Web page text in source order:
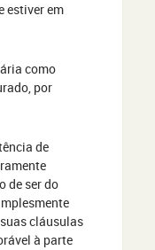
estiver em
como
por
de
de ser do
cláusulas
à parte